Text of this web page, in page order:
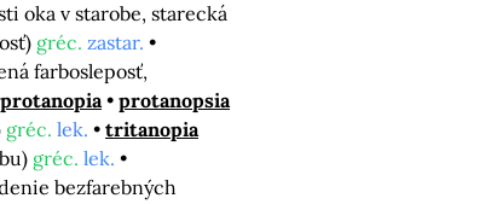
oka v starobe, starecká
gréc. zastar.
farbosleposť,
protanopia
protanopsia
gréc. lek.
tritanopia
gréc. lek.
bezfarebných